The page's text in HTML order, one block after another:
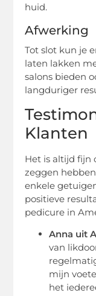
huid.
Afwerking
Tot slot kun je
laten lakken
salons bieden
langduriger
Klanten
Het is altijd fijn
zeggen
enkele
positieve
pedicure in
Anna uit
van
mijn
het